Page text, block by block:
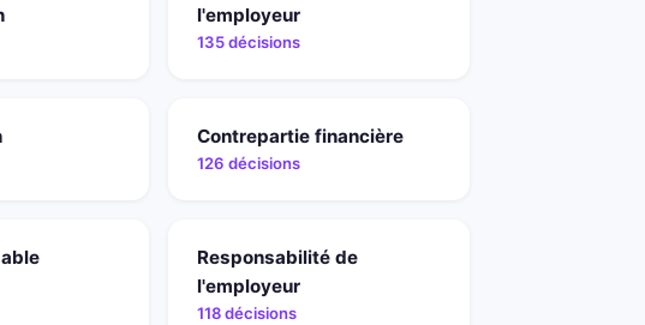
l'employeur
135 décisions
Contrepartie financière
126 décisions
Responsabilité de
l'employeur
118 décisions